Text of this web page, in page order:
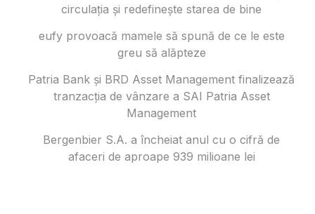
circulația și redefinește starea de bine
eufy provoacă mamele să spună de ce le este
greu să alăpteze
Patria Bank și BRD Asset Management finalizează
tranzacția de vânzare a SAI Patria Asset
Management
Bergenbier S.A. a încheiat anul cu o cifră de
afaceri de aproape 939 milioane lei